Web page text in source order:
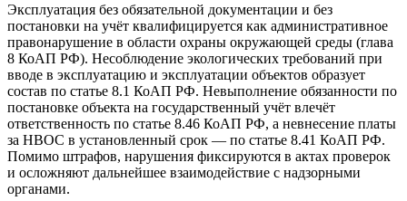
Эксплуатация без обязательной документации и без
постановки на учёт квалифицируется как административное
правонарушение в области охраны окружающей среды (глава
8 КоАП РФ). Несоблюдение экологических требований при
вводе в эксплуатацию и эксплуатации объектов образует
состав по статье 8.1 КоАП РФ. Невыполнение обязанности по
постановке объекта на государственный учёт влечёт
ответственность по статье 8.46 КоАП РФ, а невнесение платы
за НВОС в установленный срок — по статье 8.41 КоАП РФ.
Помимо штрафов, нарушения фиксируются в актах проверок
и осложняют дальнейшее взаимодействие с надзорными
органами.